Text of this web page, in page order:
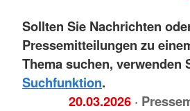
Sollten Sie Nachrichten
Pressemitteilungen zu
Thema suchen, verwenden
Suchfunktion.
20.03.2026 ·